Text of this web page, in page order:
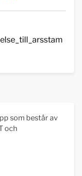
som består av
och